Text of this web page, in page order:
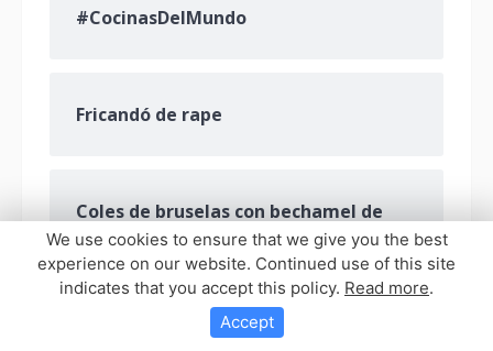
#CocinasDelMundo
Fricandó de rape
Coles de bruselas con bechamel de
roquefort
Arroz de tomillo con carne
We use cookies to ensure that we give you the best
experience on our website. Continued use of this site
indicates that you accept this policy. Read more.
Accept